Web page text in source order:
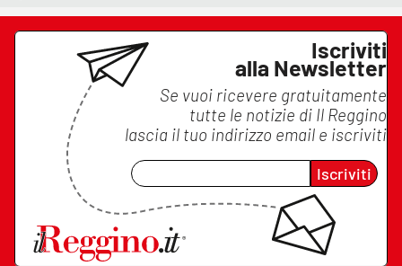
Iscriviti
alla Newsletter
Se vuoi ricevere gratuitamente
tutte le notizie di Il Reggino
lascia il tuo indirizzo email e iscriviti
Iscriviti